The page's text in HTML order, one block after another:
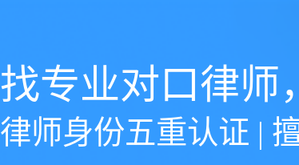
找专业对口律师
律师身份五重认证 |